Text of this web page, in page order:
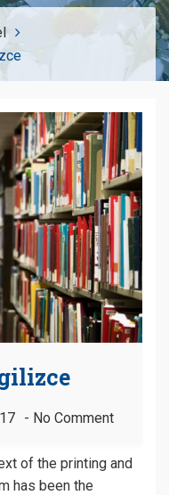
No Comment
of the printing and
has been the